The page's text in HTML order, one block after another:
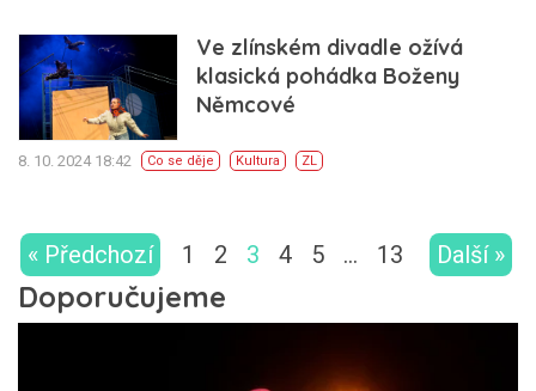
Ve zlínském divadle ožívá
klasická pohádka Boženy
Němcové
8. 10. 2024 18:42 Co se děje Kultura ZL
« Předchozí 1 2 3 4 5 … 13 Další »